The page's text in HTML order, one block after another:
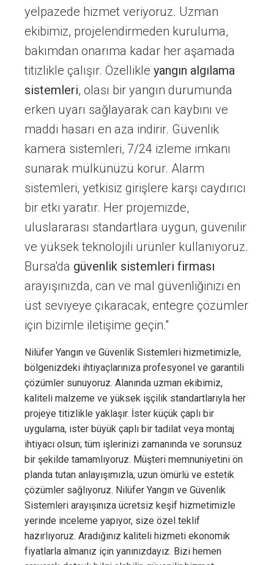
yelpazede hizmet veriyoruz. Uzman
ekibimiz, projelendirmeden kuruluma,
bakımdan onarıma kadar her aşamada
titizlikle çalışır. Özellikle yangın algılama
sistemleri, olası bir yangın durumunda
erken uyarı sağlayarak can kaybını ve
maddi hasarı en aza indirir. Güvenlik
kamera sistemleri, 7/24 izleme imkanı
sunarak mülkünüzü korur. Alarm
sistemleri, yetkisiz girişlere karşı caydırıcı
bir etki yaratır. Her projemizde,
uluslararası standartlara uygun, güvenilir
ve yüksek teknolojili ürünler kullanıyoruz.
Bursa'da güvenlik sistemleri firması
arayışınızda, can ve mal güvenliğinizi en
üst seviyeye çıkaracak, entegre çözümler
için bizimle iletişime geçin."
Nilüfer Yangın ve Güvenlik Sistemleri hizmetimizle,
bölgenizdeki ihtiyaçlarınıza profesyonel ve garantili
çözümler sunuyoruz. Alanında uzman ekibimiz,
kaliteli malzeme ve yüksek işçilik standartlarıyla her
projeye titizlikle yaklaşır. İster küçük çaplı bir
uygulama, ister büyük çaplı bir tadilat veya montaj
ihtiyacı olsun; tüm işlerinizi zamanında ve sorunsuz
bir şekilde tamamlıyoruz. Müşteri memnuniyetini ön
planda tutan anlayışımızla, uzun ömürlü ve estetik
çözümler sağlıyoruz. Nilüfer Yangın ve Güvenlik
Sistemleri arayışınıza ücretsiz keşif hizmetimizle
yerinde inceleme yapıyor, size özel teklif
hazırlıyoruz. Aradığınız kaliteli hizmeti ekonomik
fiyatlarla almanız için yanınızdayız. Bizi hemen